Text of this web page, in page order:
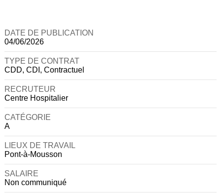
DATE DE PUBLICATION
04/06/2026
TYPE DE CONTRAT
CDD, CDI, Contractuel
RECRUTEUR
Centre Hospitalier
CATÉGORIE
A
LIEUX DE TRAVAIL
Pont-à-Mousson
SALAIRE
Non communiqué